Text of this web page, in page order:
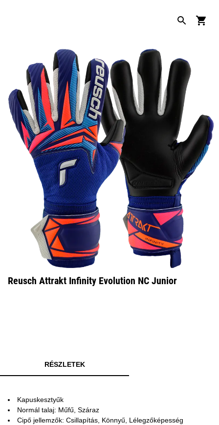
Reusch Attrakt Infinity Evolution NC Junior
RÉSZLETEK
Kapuskesztyűk
Normál talaj: Műfű, Száraz
Cipő jellemzők: Csillapítás, Könnyű, Lélegzőképesség